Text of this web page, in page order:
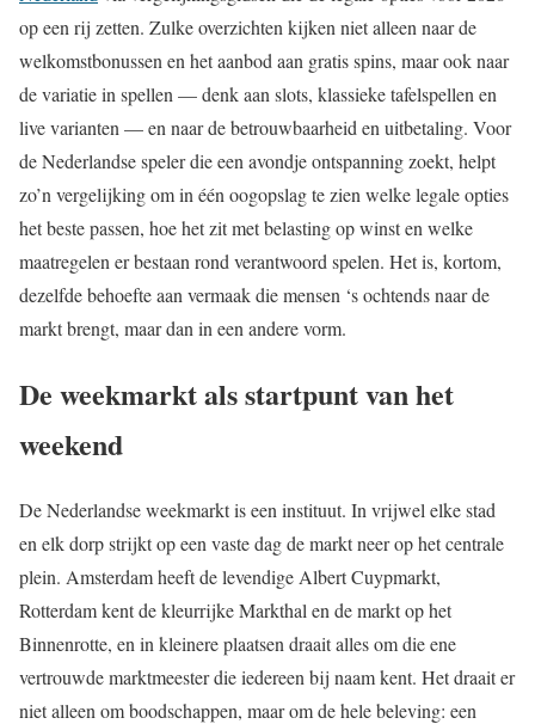
op een rij zetten. Zulke overzichten kijken niet alleen naar de
welkomstbonussen en het aanbod aan gratis spins, maar ook naar
de variatie in spellen — denk aan slots, klassieke tafelspellen en
live varianten — en naar de betrouwbaarheid en uitbetaling. Voor
de Nederlandse speler die een avondje ontspanning zoekt, helpt
zo’n vergelijking om in één oogopslag te zien welke legale opties
het beste passen, hoe het zit met belasting op winst en welke
maatregelen er bestaan rond verantwoord spelen. Het is, kortom,
dezelfde behoefte aan vermaak die mensen ‘s ochtends naar de
markt brengt, maar dan in een andere vorm.
De weekmarkt als startpunt van het
weekend
De Nederlandse weekmarkt is een instituut. In vrijwel elke stad
en elk dorp strijkt op een vaste dag de markt neer op het centrale
plein. Amsterdam heeft de levendige Albert Cuypmarkt,
Rotterdam kent de kleurrijke Markthal en de markt op het
Binnenrotte, en in kleinere plaatsen draait alles om die ene
vertrouwde marktmeester die iedereen bij naam kent. Het draait er
niet alleen om boodschappen, maar om de hele beleving: een